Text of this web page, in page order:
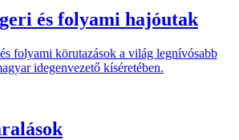
és folyami hajóutak
folyami körutazások a világ legnívósabb
idegenvezető kíséretében.